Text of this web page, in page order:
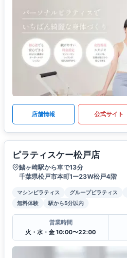
店舗情報 公式サイト
ピラティスケー松戸店
鰭ヶ崎駅から車で13分
千葉県松戸市本町1ー23W松戸4階
マシンピラティス グループピラティス
無料体験
駅から5分以内
営業時間
火・水・金 10:00〜22:00